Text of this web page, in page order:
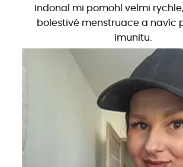
Indonal mi pomohl velmi
bolestivé menstruace a navíc
imunitu.